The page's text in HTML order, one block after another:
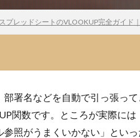
スプレッドシートのVLOOKUP完全ガイド
部署名などを自動で引っ張っ
関数です。ところが実際に
参照がうまくいかない」とい